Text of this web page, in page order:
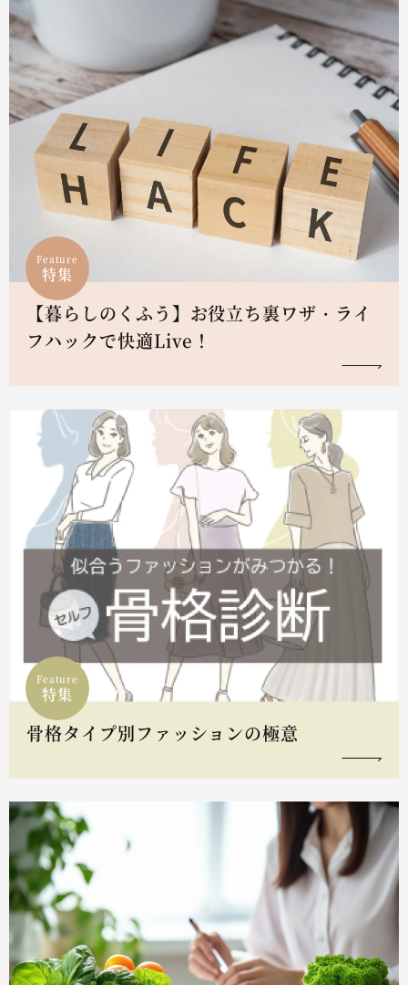
Feature
特集
【暮らしのくふう】お役立ち裏ワザ・ライ
フハックで快適Live！
Feature
特集
骨格タイプ別ファッションの極意